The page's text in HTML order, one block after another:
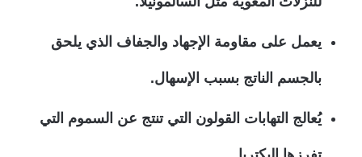
يعمل على مقاومة الإجهاد والجفاف الذي يلحق
بالجسم الناتج بسبب الإسهال.
يُعالج التهابات القولون التي تنتج عن السموم التي